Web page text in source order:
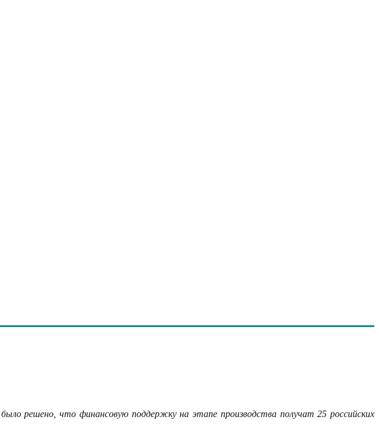
решено, что финансовую поддержку на этапе производства получат 25 российских